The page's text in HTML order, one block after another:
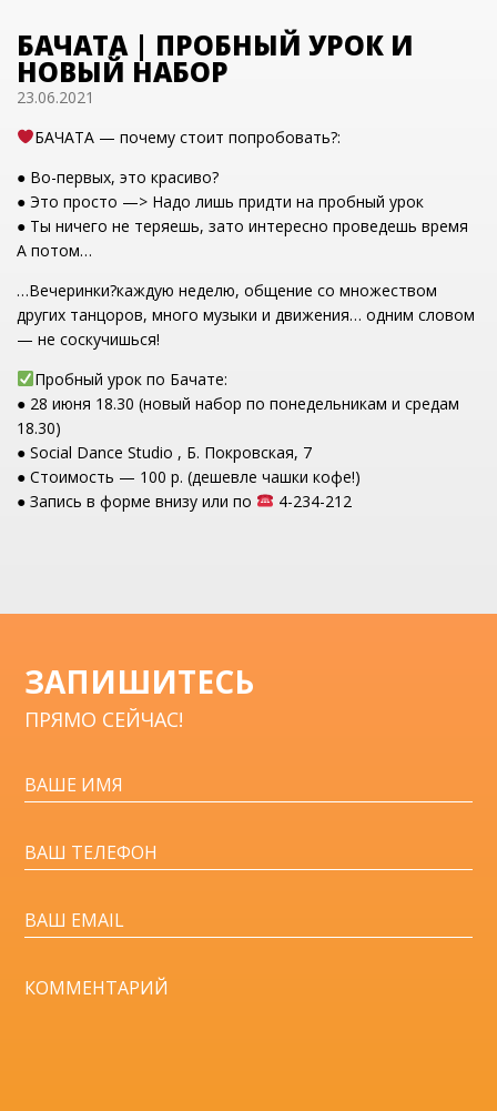
БАЧАТА | ПРОБНЫЙ УРОК И
НОВЫЙ НАБОР
23.06.2021
БАЧАТА — почему стоит попробовать?:
● Во-первых, это красиво?
● Это просто —> Надо лишь придти на пробный урок
● Ты ничего не теряешь, зато интересно проведешь время
А потом…
…Вечеринки?каждую неделю, общение со множеством
других танцоров, много музыки и движения… одним словом
— не соскучишься!
Пробный урок по Бачате:
● 28 июня 18.30 (новый набор по понедельникам и средам
18.30)
● Social Dance Studio , Б. Покровская, 7
● Стоимость — 100 р. (дешевле чашки кофе!)
● Запись в форме внизу или по
4-234-212
ЗАПИШИТЕСЬ
ПРЯМО СЕЙЧАС!